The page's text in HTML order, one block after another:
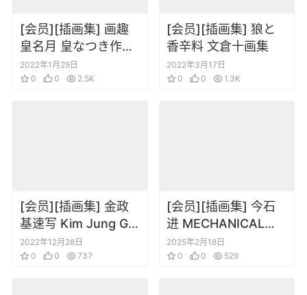
[会员][插画集] 画趣
皇名月 皇なつき作品
集
2022年1月29日
0
0 2.5K
[会员][插画集] 狼と
香辛料 文倉十画集
2022年3月17日
0
0 1.3K
[会员][插画集] 金政
基速写 Kim Jung Gi
– Sketchbook 2011
2022年12月28日
0
0 737
[会员][插画集] 今石
进 MECHANICAL
WORLD
2025年2月18日
0
0 529